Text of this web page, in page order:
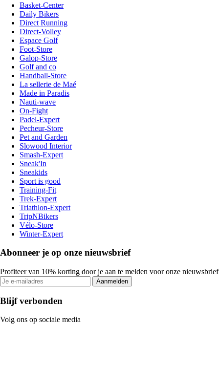
Basket-Center
Daily Bikers
Direct Running
Direct-Volley
Espace Golf
Foot-Store
Galop-Store
Golf and co
Handball-Store
La sellerie de Maé
Made in Paradis
Nauti-wave
On-Fight
Padel-Expert
Pecheur-Store
Pet and Garden
Slowood Interior
Smash-Expert
Sneak'In
Sneakids
Sport is good
Training-Fit
Trek-Expert
Triathlon-Expert
TripNBikers
Vélo-Store
Winter-Expert
Abonneer je op onze nieuwsbrief
Profiteer van 10% korting door je aan te melden voor onze nieuwsbrief
Aanmelden
Blijf verbonden
Volg ons op sociale media